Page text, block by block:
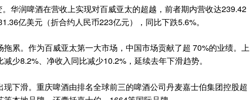
华润啤酒在营收上实现对百威亚太的超越，前者期内营收达239.42
亿美元（折合约人民币223亿元），同比下跌5.6%。
累。作为百威亚太第一大市场，中国市场贡献了超 70%的业绩。上
少8.2%、净收入同比减少10.2%，延续去年下滑趋势。
下滑。重庆啤酒由排名全球前三的啤酒公司丹麦嘉士伯集团控股超